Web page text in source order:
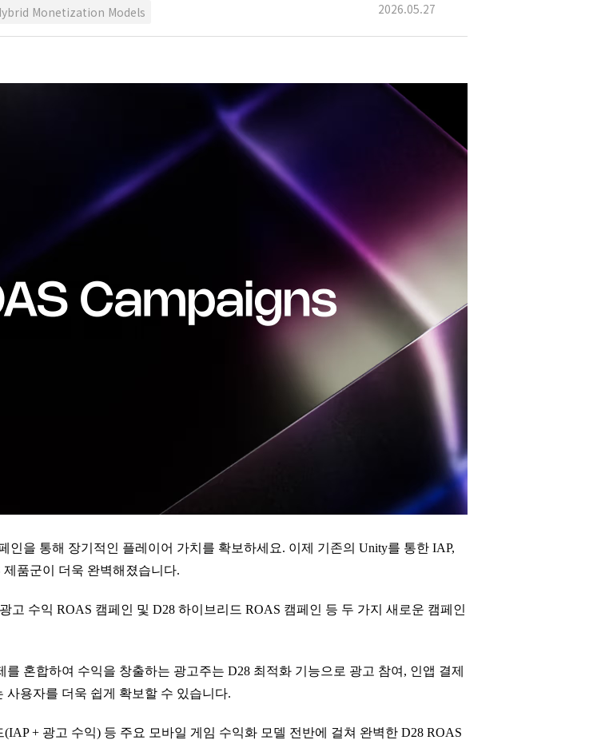
Monetization Models 2026.05.27
인을 통해 장기적인 플레이어 가치를 확보하세요. 이제 기존의 Unity를 통한 IAP,
품군이 더욱 완벽해졌습니다.
고 수익 ROAS 캠페인 및 D28 하이브리드 ROAS 캠페인 등 두 가지 새로운 캠페인
혼합하여 수익을 창출하는 광고주는 D28 최적화 기능으로 광고 참여, 인앱 결제
용자를 더욱 쉽게 확보할 수 있습니다.
+ 광고 수익) 등 주요 모바일 게임 수익화 모델 전반에 걸쳐 완벽한 D28 ROAS